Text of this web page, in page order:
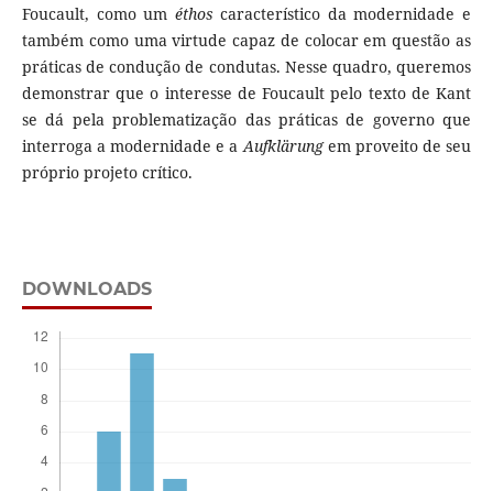
Foucault, como um éthos característico da modernidade e
também como uma virtude capaz de colocar em questão as
práticas de condução de condutas. Nesse quadro, queremos
demonstrar que o interesse de Foucault pelo texto de Kant
se dá pela problematização das práticas de governo que
interroga a modernidade e aAufklärungem proveito de seu
próprio projeto crítico.
DOWNLOADS